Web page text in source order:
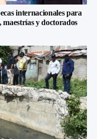
internacionales para
y doctorados